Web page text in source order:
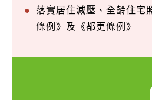
落實居住減壓、全齡住宅
條例》及《都更條例》